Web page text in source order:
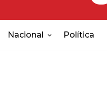
Nacional Política